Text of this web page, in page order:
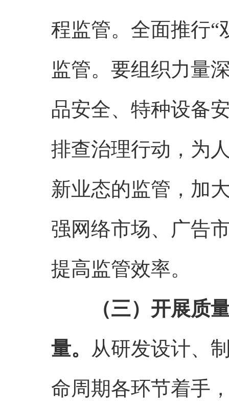
程监管。全面推行“
监管。要组织力量
品安全、特种设备
排查治理行动，为
新业态的监管，加
强网络市场、广告
提高监管效率。
（三）开展质
量。 从研发设计、
命周期各环节着手